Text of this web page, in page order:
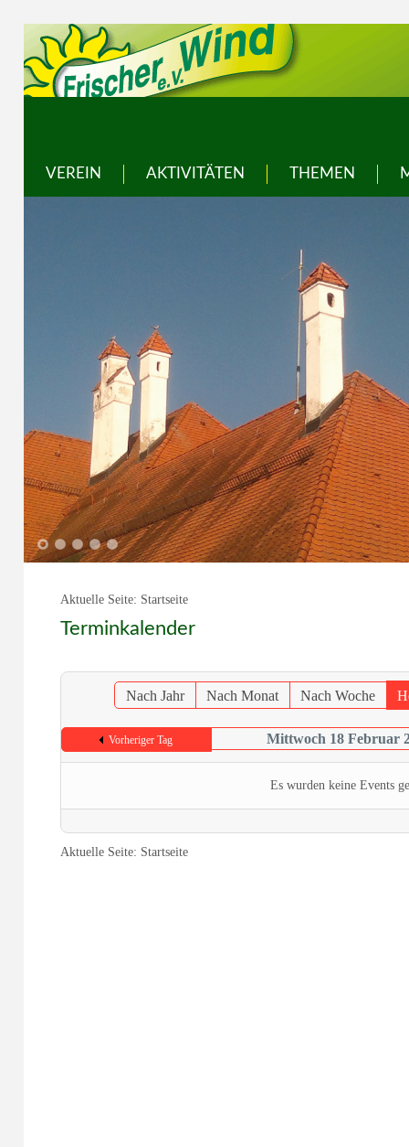
VEREIN AKTIVITÄTEN THEMEN
1 2 3 4 5
Aktuelle Seite: Startseite
Terminkalender
Nach Jahr Nach Monat Nach Woche
Vorheriger Tag Mittwoch 18 Februar
Es wurden keine Events
Aktuelle Seite: Startseite